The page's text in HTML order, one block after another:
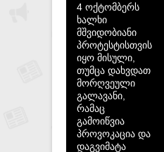
4 ოქტომბერს
ხალხი
მშვიდობიანი
პროტესტისთვის
იყო მისული,
თუმცა დახვდათ
მორღვეული
გალავანი,
რამაც
გამოიწვია
პროვოკაცია და
დაგვიმატა